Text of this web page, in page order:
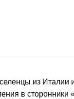
из Италии
в сторонники